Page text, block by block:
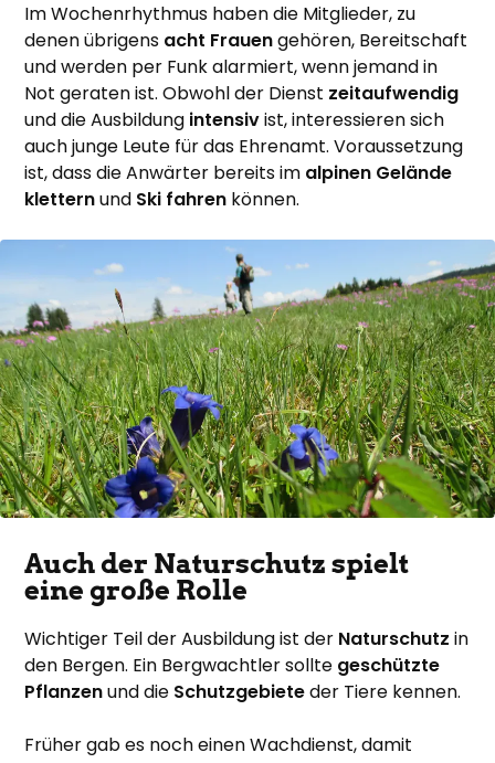
Im Wochenrhythmus haben die Mitglieder, zu
denen übrigens acht Frauengehören, Bereitschaft
und werden per Funk alarmiert, wenn jemand in
Not geraten ist. Obwohl der Dienst zeitaufwendig
und die Ausbildung intensivist, interessieren sich
auch junge Leute für das Ehrenamt. Voraussetzung
ist, dass die Anwärter bereits im alpinen Gelände
kletternund Ski fahren können.
Auch der Naturschutz spielt
eine große Rolle
Wichtiger Teil der Ausbildung ist der Naturschutzin
den Bergen. Ein Bergwachtler sollte geschützte
Pflanzenund die Schutzgebieteder Tiere kennen.
Früher gab es noch einen Wachdienst, damit